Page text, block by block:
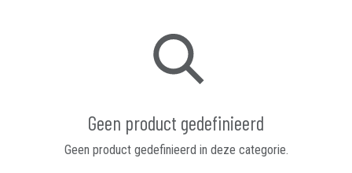
Geen product gedefinieerd
Geen product gedefinieerd in deze categorie.